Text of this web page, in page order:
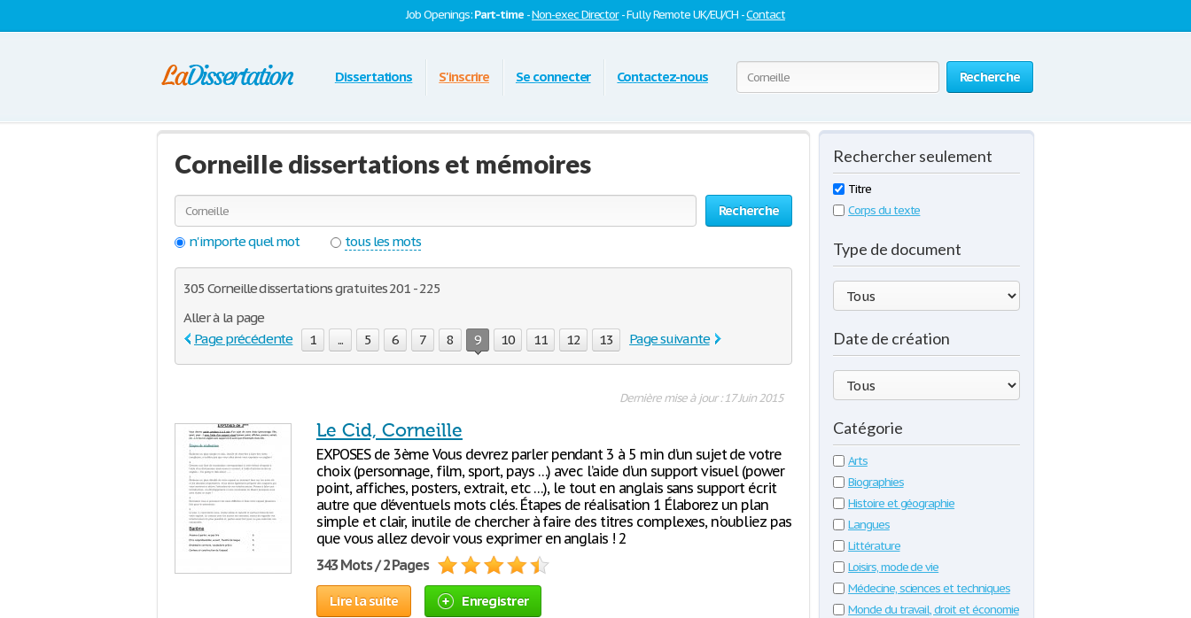
Job Openings:Part-time -Non-exec Director- Fully Remote UK/EU/CH -Contact
Recherche
Dissertations S'inscrire Se connecter Contactez-nous
Corneille dissertations et mémoires
Recherche
n'importe quel mot
tous les mots
305 Corneille dissertations gratuites 201 - 225
Aller à la page
Page précédente
1 ... 5 6 7 8 9 10 11 12 13 Page suivante
Dernière mise à jour : 17 Juin 2015
Le Cid, Corneille
EXPOSES de 3ème Vous devrez parler pendant 3 à 5 min d’un sujet de votre
choix (personnage, film, sport, pays …) avec l’aide d’un support visuel (power
point, affiches, posters, extrait, etc …), le tout en anglais sans support écrit
autre que d’éventuels mots clés. Étapes de réalisation 1 Élaborez un plan
simple et clair, inutile de chercher à faire des titres complexes, n'oubliez pas
que vous allez devoir vous exprimer en anglais ! 2
343 Mots / 2 Pages
Lire la suite Enregistrer
Rechercher seulement
Titre
Corps du texte
Type de document
Date de création
Catégorie
Arts
Biographies
Histoire et géographie
Langues
Littérature
Loisirs, mode de vie
Médecine, sciences et techniques
Monde du travail, droit et économie